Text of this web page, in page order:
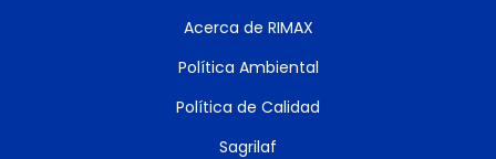
Acerca de RIMAX
Política Ambiental
Política de Calidad
Sagrilaf